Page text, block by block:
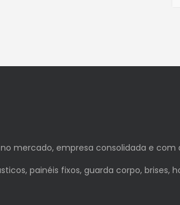
mercado, empresa consolidada e
painéis fixos, guarda corpo, brises,